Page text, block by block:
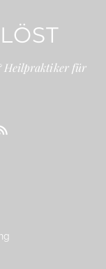
Heilpraktiker für